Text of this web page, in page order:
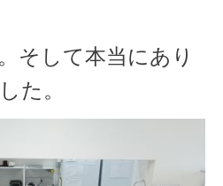
そして本当にあり
た。